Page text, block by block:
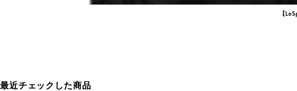
【
最近チェックした商品